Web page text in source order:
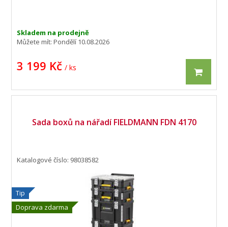
Skladem na prodejně
Můžete mít:Pondělí 10.08.2026
3 199 Kč / ks
Sada boxů na nářadí FIELDMANN FDN 4170
Tip
Doprava zdarma
Katalogové číslo: 98038582